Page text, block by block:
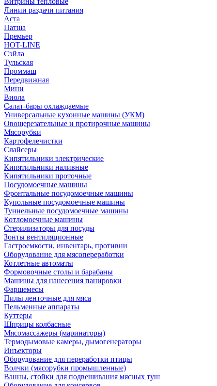
Линии раздачи питания
Аста
Патша
Премьер
HOT-LINE
Сэйла
Тульская
Проммаш
Передвижная
Мини
Виола
Салат-бары охлаждаемые
Универсальные кухонные машины (УКМ)
Овощерезательные и протирочные машины
Мясорубки
Картофелечистки
Слайсеры
Кипятильники электрические
Кипятильники наливные
Кипятильники проточные
Посудомоечные машины
Фронтальные посудомоечные машины
Купольные посудомоечные машины
Туннельные посудомоечные машины
Котломоечные машины
Стерилизаторы для посуды
Зонты вентиляционные
Гастроемкости, инвентарь, противни
Оборудование для мясопереработки
Котлетные автоматы
Формовочные столы и барабаны
Машины для нанесения панировки
Фаршемесы
Пилы ленточные для мяса
Пельменные аппараты
Куттеры
Шприцы колбасные
Мясомассажеры (маринаторы)
Термодымовые камеры, дымогенераторы
Инъекторы
Оборудование для переработки птицы
Волчки (мясорубки промышленные)
Ванны, стойки для подвешивания мясных туш